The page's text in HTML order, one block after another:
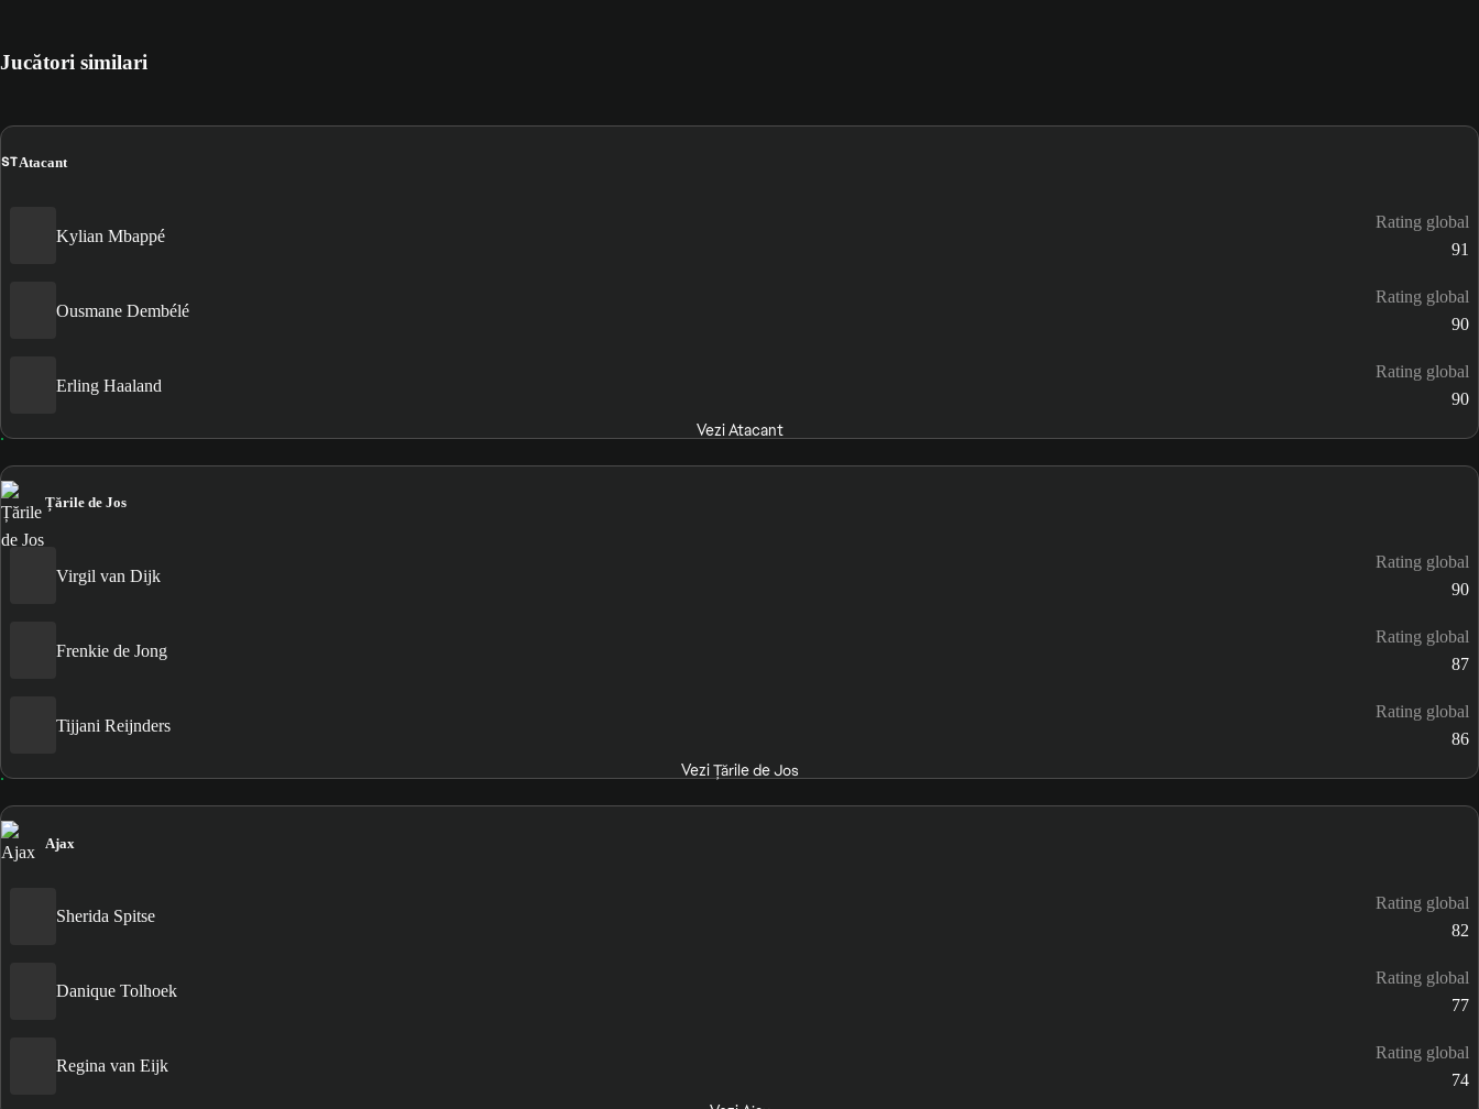
Jucători similari
STAtacant
Kylian Mbappé
Rating global
91
Ousmane Dembélé
Rating global
90
Erling Haaland
Rating global
90
Vezi Atacant
Țările de Jos
Virgil van Dijk
Rating global
90
Frenkie de Jong
Rating global
87
Tijjani Reijnders
Rating global
86
Vezi Țările de Jos
Ajax
Sherida Spitse
Rating global
82
Danique Tolhoek
Rating global
77
Regina van Eijk
Rating global
74